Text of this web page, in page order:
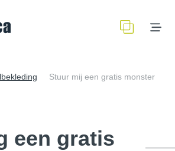
Stuur mij een gratis monster
een gratis